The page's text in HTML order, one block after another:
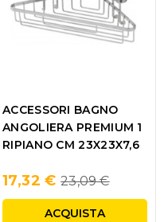
ACCESSORI BAGNO
ANGOLIERA PREMIUM 1
RIPIANO CM 23X23X7,6
17,32 € Regular
price
23,09 €
ACQUISTA